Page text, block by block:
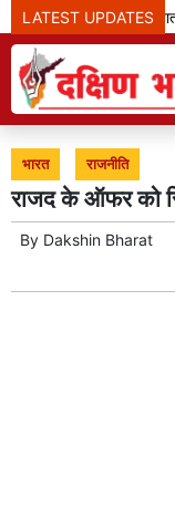
LATEST UPDATES
जेडी वेंस ने मोदी से बात
भारत राजनीति
राजद के ऑफर को
By Dakshin Bharat